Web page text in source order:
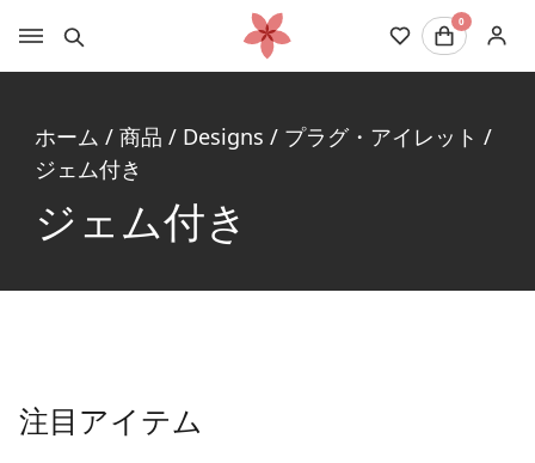
0
ホーム / 商品 / Designs / プラグ・アイレット /
ジェム付き
ジェム付き
注目アイテム